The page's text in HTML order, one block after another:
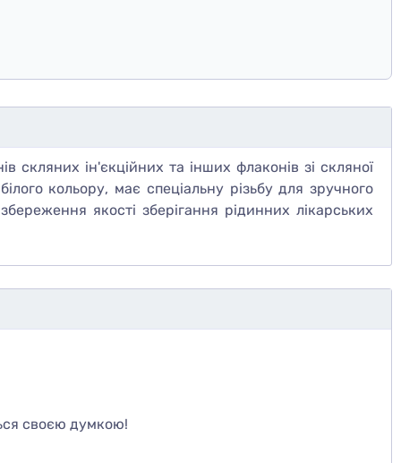
скляних ін'єкційних та інших флаконів зі скляної
кольору, має спеціальну різьбу для зручного
якості зберігання рідинних лікарських
своєю думкою!